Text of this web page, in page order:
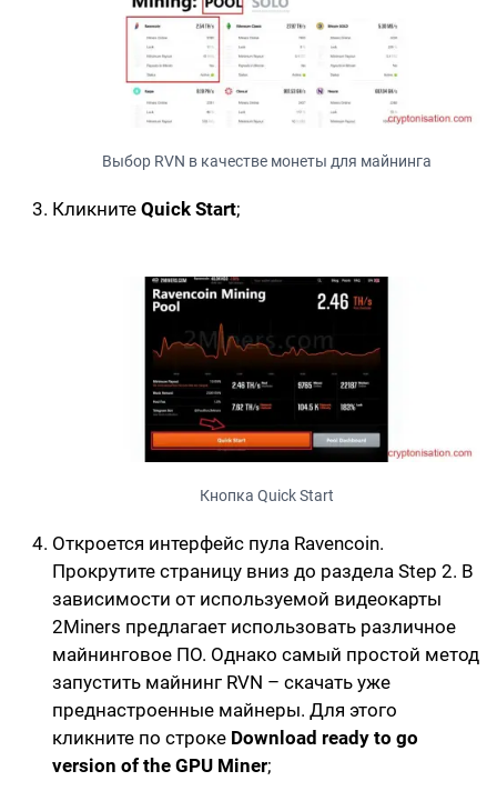
Выбор RVN в качестве монеты для майнинга
Кликните Quick Start;
Кнопка Quick Start
Откроется интерфейс пула Ravencoin.
Прокрутите страницу вниз до раздела Step 2. В
зависимости от используемой видеокарты
2Miners предлагает использовать различное
майнинговое ПО. Однако самый простой метод
запустить майнинг RVN – скачать уже
преднастроенные майнеры. Для этого
кликните по строке Download ready to go
version of the GPU Miner;